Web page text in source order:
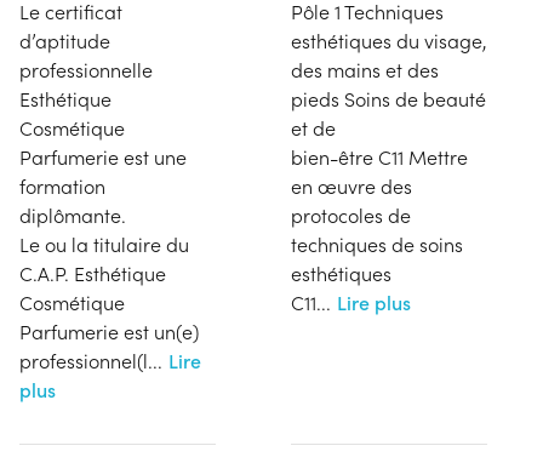
Le certificat
d’aptitude
professionnelle
Esthétique
Cosmétique
Parfumerie est une
formation
diplômante.
Le ou la titulaire du
C.A.P. Esthétique
Cosmétique
Parfumerie est un(e)
professionnel(l... Lire
plus
Pôle 1 Techniques
esthétiques du visage,
des mains et des
pieds Soins de beauté
et de
bien-être C11 Mettre
en œuvre des
protocoles de
techniques de soins
esthétiques
C11... Lire plus